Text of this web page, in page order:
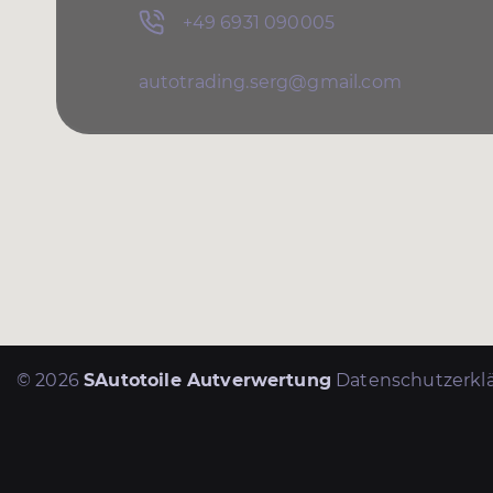
+49 6931 090005
autotrading.serg@gmail.com
© 2026SAutotoile Autverwertung